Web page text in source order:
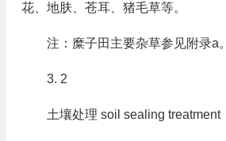
花、地肤、苍耳、猪毛草等。
注：糜子田主要杂草参见附录a。
3. 2
土壤处理 soil sealing treatment